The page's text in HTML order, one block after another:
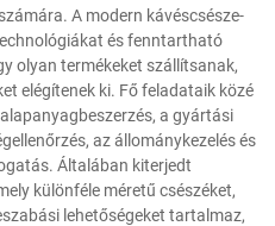
A modern kávéscsésze-
és fenntartható
olyan termékeket szállítsanak,
elégítenek ki. Fő feladataik közé
a gyártási
az állománykezelés és
Általában kiterjedt
különféle méretű csészéket,
lehetőségeket tartalmaz,